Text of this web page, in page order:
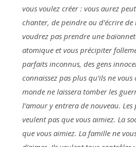
vous voulez créer : vous aurez
chanter, de peindre ou d’écrire de
voudrez pas prendre une
atomique et vous précipiter
parfaits inconnus, des gens
connaissez pas plus qu’ils ne vous
monde ne laissera tomber les
l’amour y entrera de nouveau.
veulent pas que vous aimiez. La
que vous aimiez. La famille ne